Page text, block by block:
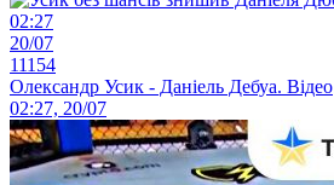
02:27
20/07
11154
Олександр Усик - Даніель Дебуа. Відео
02:27, 20/07